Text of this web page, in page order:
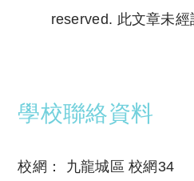
reserved. 此文章未經
學校聯絡資料
校網： 九龍城區 校網34